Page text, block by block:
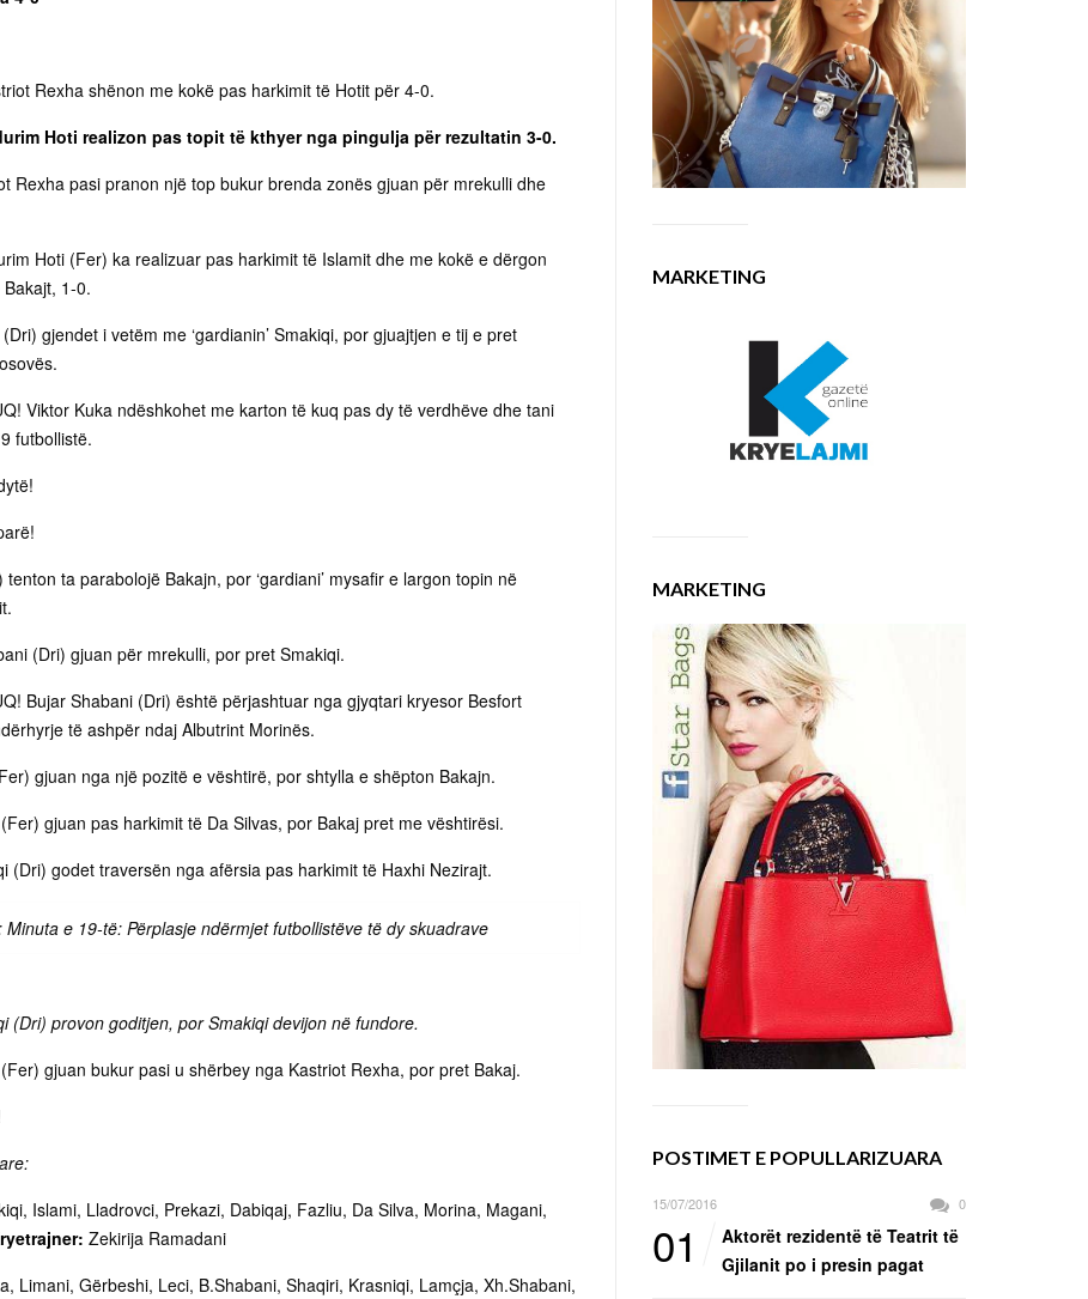
Rexha shënon me kokë pas harkimit të Hotit për 4-0.
Hoti realizon pas topit të kthyer nga pingulja për rezultatin 3-0.
Rexha pasi pranon një top bukur brenda zonës gjuan për mrekulli dhe
Hoti (Fer) ka realizuar pas harkimit të Islamit dhe me kokë e dërgon
1-0.
gjendet i vetëm me ‘gardianin’ Smakiqi, por gjuajtjen e tij e pret
Viktor Kuka ndëshkohet me karton të kuq pas dy të verdhëve dhe tani
futbollistë.
tenton ta parabolojë Bakajn, por ‘gardiani’ mysafir e largon topin në
(Dri) gjuan për mrekulli, por pret Smakiqi.
Bujar Shabani (Dri) është përjashtuar nga gjyqtari kryesor Besfort
të ashpër ndaj Albutrint Morinës.
gjuan nga një pozitë e vështirë, por shtylla e shëpton Bakajn.
gjuan pas harkimit të Da Silvas, por Bakaj pret me vështirësi.
(Dri) godet traversën nga afërsia pas harkimit të Haxhi Nezirajt.
Minuta e 19-të: Përplasje ndërmjet futbollistëve të dy skuadrave
(Dri) provon goditjen, por Smakiqi devijon në fundore.
gjuan bukur pasi u shërbey nga Kastriot Rexha, por pret Bakaj.
Islami, Lladrovci, Prekazi, Dabiqaj, Fazliu, Da Silva, Morina, Magani,
Zekirija Ramadani
Limani, Gërbeshi, Leci, B.Shabani, Shaqiri, Krasniqi, Lamçja, Xh.Shabani,
MARKETING
MARKETING
POSTIMET E POPULLARIZUARA
15/07/2016 0
01
Aktorët rezidentë të Teatrit të
Gjilanit po i presin pagat